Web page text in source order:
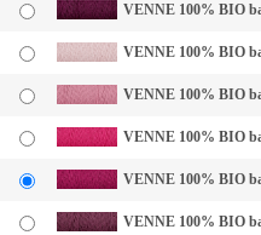
VENNE 100% BIO
VENNE 100% BIO
VENNE 100% BIO
VENNE 100% BIO
VENNE 100% BIO
VENNE 100% BIO